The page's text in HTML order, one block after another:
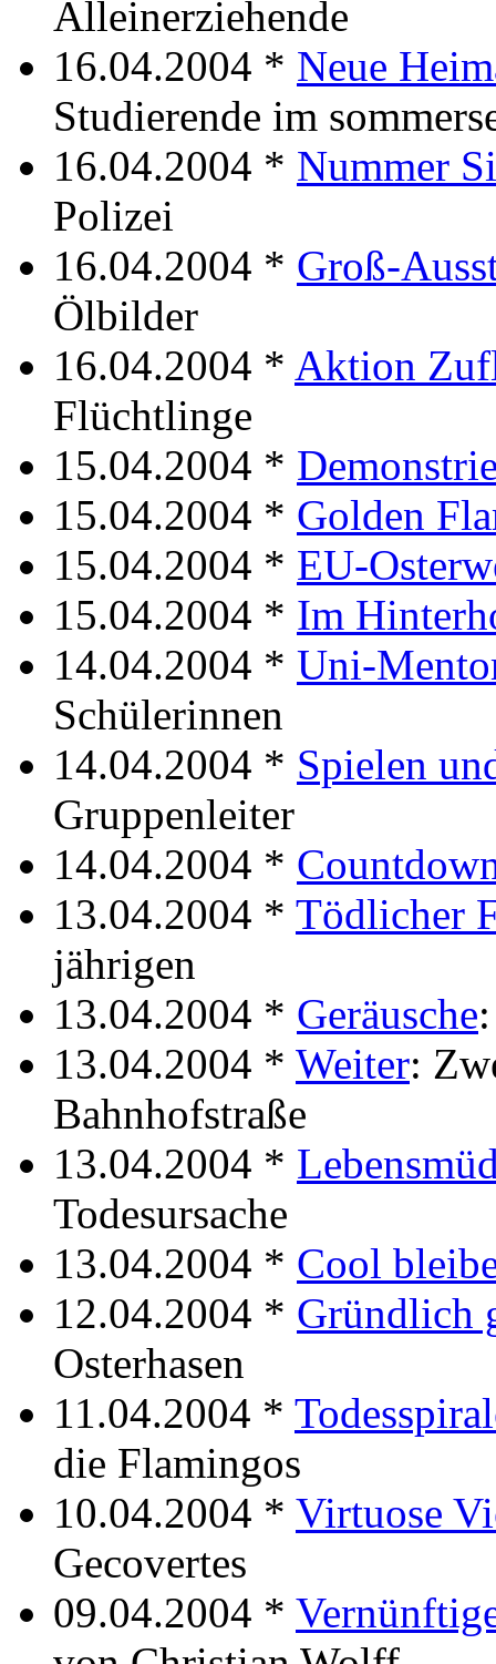
Alleinerziehende
16.04.2004 * Neue
Studierende im
16.04.2004 * Nummer
Polizei
16.04.2004 * Groß-
Ölbilder
16.04.2004 * Aktion
Flüchtlinge
15.04.2004 *
15.04.2004 * Golden
15.04.2004 * EU-
15.04.2004 * Im
14.04.2004 * Uni-
Schülerinnen
14.04.2004 * Spielen
Gruppenleiter
14.04.2004 *
13.04.2004 * Tödlicher
jährigen
13.04.2004 * Geräusche
13.04.2004 * Weiter:
Bahnhofstraße
13.04.2004 *
Todesursache
13.04.2004 * Cool
12.04.2004 * Gründlich
Osterhasen
11.04.2004 *
die Flamingos
10.04.2004 * Virtuose
Gecovertes
09.04.2004 *